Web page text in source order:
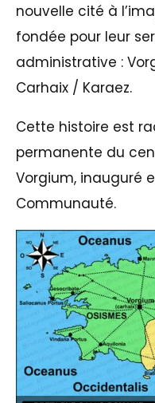
nouvelle cité à
fondée pour leur
administrative :
Carhaix / Karaez.
Cette histoire est
permanente du
Vorgium, inauguré
Communauté.